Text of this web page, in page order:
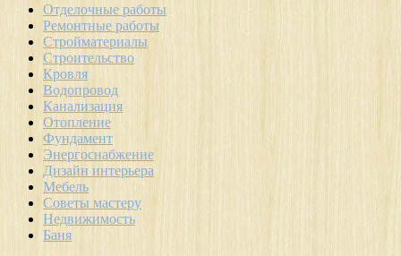
Отделочные работы
Ремонтные работы
Стройматериалы
Строительство
Кровля
Водопровод
Канализация
Отопление
Фундамент
Энергоснабжение
Дизайн интерьера
Мебель
Советы мастеру
Недвижимость
Баня